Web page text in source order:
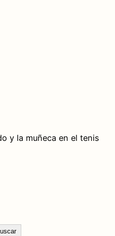
y la muñeca en el tenis